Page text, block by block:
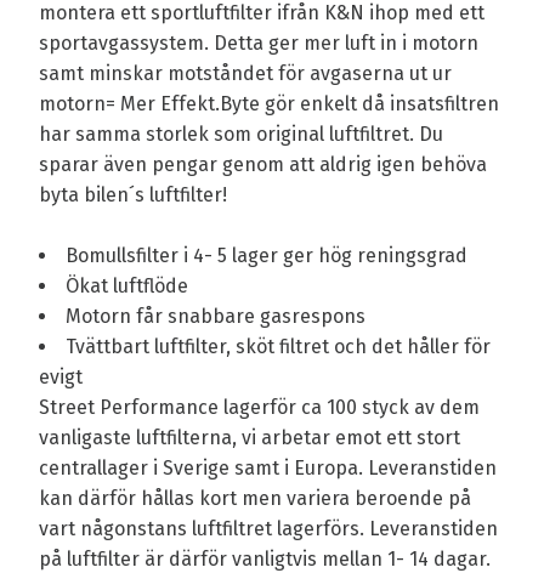
montera ett sportluftfilter ifrån K&N ihop med ett
sportavgassystem. Detta ger mer luft in i motorn
samt minskar motståndet för avgaserna ut ur
motorn= Mer Effekt.Byte gör enkelt då insatsfiltren
har samma storlek som original luftfiltret. Du
sparar även pengar genom att aldrig igen behöva
byta bilen´s luftfilter!
Bomullsfilter i 4- 5 lager ger hög reningsgrad
Ökat luftflöde
Motorn får snabbare gasrespons
Tvättbart luftfilter, sköt filtret och det håller för
evigt
Street Performance lagerför ca 100 styck av dem
vanligaste luftfilterna, vi arbetar emot ett stort
centrallager i Sverige samt i Europa. Leveranstiden
kan därför hållas kort men variera beroende på
vart någonstans luftfiltret lagerförs. Leveranstiden
på luftfilter är därför vanligtvis mellan 1- 14 dagar.